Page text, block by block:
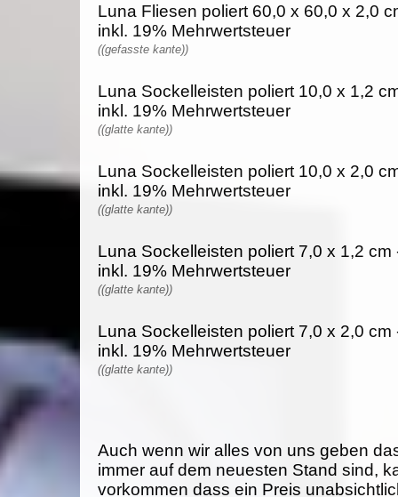
Luna Fliesen poliert 60,0 x 60,0 x 2,0
inkl. 19% Mehrwertsteuer
((gefasste kante))
Luna Sockelleisten poliert 10,0 x 1,2
inkl. 19% Mehrwertsteuer
((glatte kante))
Luna Sockelleisten poliert 10,0 x 2,0
inkl. 19% Mehrwertsteuer
((glatte kante))
Luna Sockelleisten poliert 7,0 x 1,2 cm
inkl. 19% Mehrwertsteuer
((glatte kante))
Luna Sockelleisten poliert 7,0 x 2,0 cm
inkl. 19% Mehrwertsteuer
((glatte kante))
Auch wenn wir alles von uns geben
immer auf dem neuesten Stand sind,
vorkommen dass ein Preis